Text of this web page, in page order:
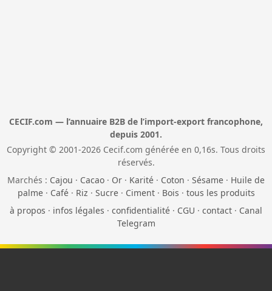
CECIF.com — l’annuaire B2B de l’import-export francophone,
depuis 2001.
Copyright © 2001-2026 Cecif.com générée en 0,16s. Tous droits
réservés.
Marchés : Cajou · Cacao · Or · Karité · Coton · Sésame · Huile de
palme· Café· Riz · Sucre· Ciment· Bois · tous les produits
à propos · infos légales · confidentialité · CGU · contact · Canal
Telegram